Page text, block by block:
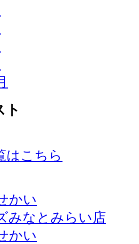
ト
はこちら
かい
みなとみらい店
かい